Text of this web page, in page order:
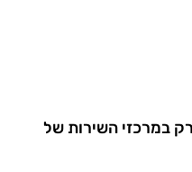
במרכזי השירות של